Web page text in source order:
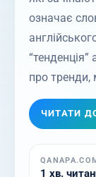
означає
про тренди,
ЧИТАТИ
1 хв.